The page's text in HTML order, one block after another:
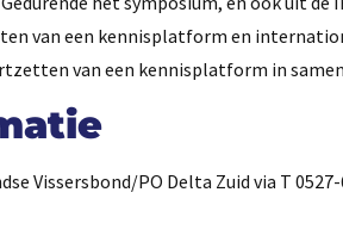
van een kennisplatform en
van een kennisplatform in
Vissersbond/PO Delta Zuid via T